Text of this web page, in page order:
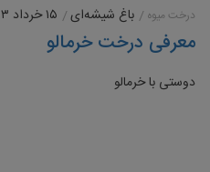
درخت میوه باغ شیشه‌ای ۱۵ خرداد ۱۳۹۳
معرفی درخت خرمالو
دوستی با خرمالو